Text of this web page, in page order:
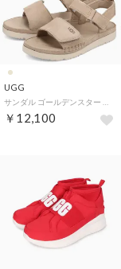
UGG
￥12,100